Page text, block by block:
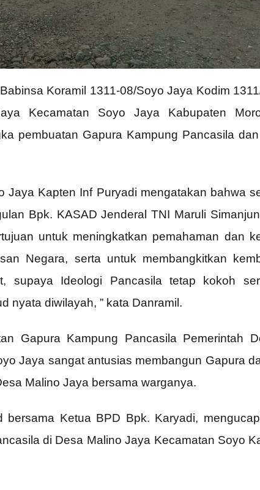
Koramil 1311-08/Soyo Jaya Kodim
Kecamatan Soyo Jaya Kabupaten
pembuatan Gapura Kampung Pancasila
Jaya Kapten Inf Puryadi mengatakan bahwa
Bpk. KASAD Jenderal TNI Maruli
untuk meningkatkan pemahaman dan
Negara, serta untuk membangkitkan
supaya Ideologi Pancasila tetap kokoh
nyata diwilayah, ” kata Danramil.
Gapura Kampung Pancasila Pemerintah
Jaya sangat antusias membangun Gapura
Malino Jaya bersama warganya.
Ketua BPD Bpk. Karyadi,
di Desa Malino Jaya Kecamatan Soyo